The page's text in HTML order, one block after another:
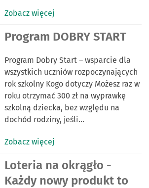
Zobacz więcej
DATA PUBLIKACJI:
Program DOBRY START
Program Dobry Start – wsparcie dla
wszystkich uczniów rozpoczynających
rok szkolny Kogo dotyczy Możesz raz w
roku otrzymać 300 zł na wyprawkę
szkolną dziecka, bez względu na
dochód rodziny, jeśli…
Zobacz więcej
DATA PUBLIKACJI:
Loteria na okrągło -
Każdy nowy produkt to